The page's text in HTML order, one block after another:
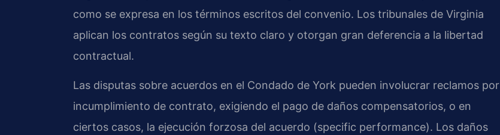
como se expresa en los términos escritos del convenio. Los tribunales de Virginia
aplican los contratos según su texto claro y otorgan gran deferencia a la libertad
contractual.
Las disputas sobre acuerdos en el Condado de York pueden involucrar reclamos por
incumplimiento de contrato, exigiendo el pago de daños compensatorios, o en
ciertos casos, la ejecución forzosa del acuerdo (specific performance). Los daños